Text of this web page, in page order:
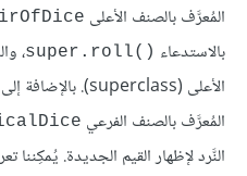
المُعرَّف بالصنف الأعلى
بالاستدعاء super.roll()‎،
الأعلى (superclass). بالإضافة إلى ذلك، ينبغي للتابع
المُعرَّف بالصنف الفرعي
النَّرد لإظهار القيم الجديدة. يُمكِننا